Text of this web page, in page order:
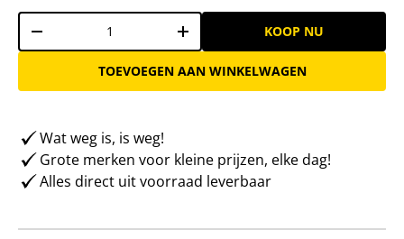
Aantal
-
+ KOOP NU
TOEVOEGEN AAN WINKELWAGEN
Wat weg is, is weg!
Grote merken voor kleine prijzen, elke dag!
Alles direct uit voorraad leverbaar